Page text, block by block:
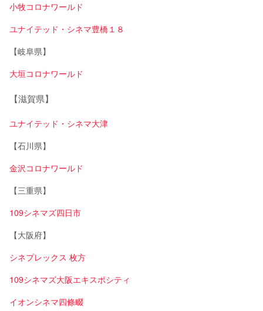
小牧コロナワールド
ユナイテッド・シネマ豊橋１８
【岐阜県】
大垣コロナワールド
【滋賀県】
ユナイテッド・シネマ大津
【石川県】
金沢コロナワールド
【三重県】
109シネマズ四日市
【大阪府】
シネプレックス 枚方
109シネマズ大阪エキスポシティ
イオンシネマ四條畷